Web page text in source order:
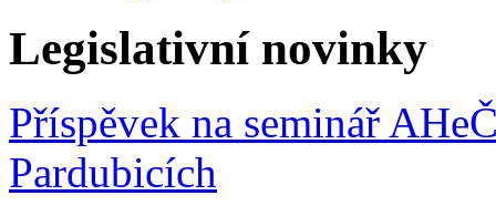
Legislativní novinky
Příspěvek na seminář
Pardubicích